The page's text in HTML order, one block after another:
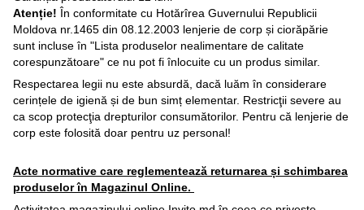
Atenție! În conformitate cu Hotărîrea Guvernului Republicii
Moldova nr.1465 din 08.12.2003 lenjerie de corp și ciorăpărie
sunt incluse în "Lista produselor nealimentare de calitate
corespunzătoare" ce nu pot fi înlocuite cu un produs similar.
Respectarea legii nu este absurdă, dacă luăm în considerare
cerințele de igienă și de bun simț elementar. Restricţii severe au
ca scop protecţia drepturilor consumătorilor. Pentru că lenjerie de
corp este folosită doar pentru uz personal!
Acte normative care reglementează returnarea și schimbarea
produselor în Magazinul Online.